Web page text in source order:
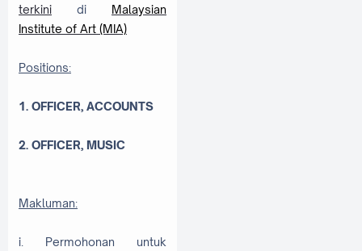
terkini di Malaysian
Institute of Art (MIA)
Positions:
1. OFFICER, ACCOUNTS
2. OFFICER, MUSIC
Makluman:
i. Permohonan untuk